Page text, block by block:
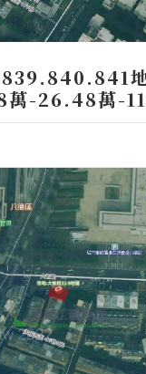
839.840.841
萬-26.48萬-